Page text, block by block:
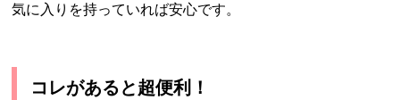
気に入りを持っていれば安心です。
コレがあると超便利！